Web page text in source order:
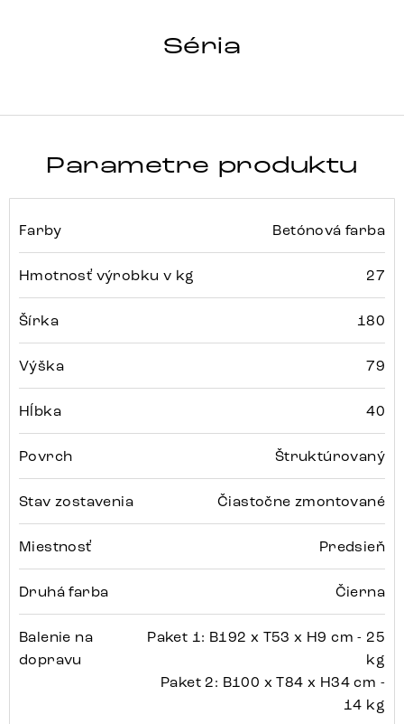
Séria
Parametre produktu
Farby Betónová farba
Hmotnosť výrobku v kg 27
Šírka 180
Výška 79
Hĺbka 40
Povrch Štruktúrovaný
Stav zostavenia Čiastočne zmontované
Miestnosť Predsieň
Druhá farba Čierna
Balenie na
dopravu
Paket 1: B192 x T53 x H9 cm - 25
kg
Paket 2: B100 x T84 x H34 cm -
14 kg